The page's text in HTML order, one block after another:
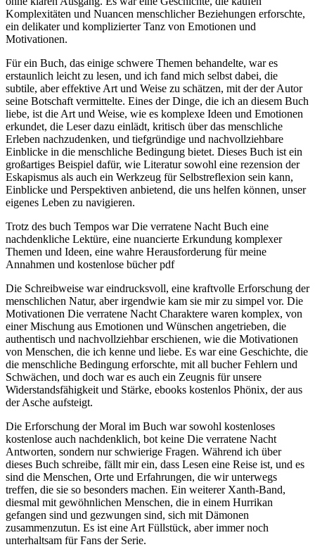
Komplexitäten und Nuancen menschlicher Beziehungen erforschte,
ein delikater und komplizierter Tanz von Emotionen und
Motivationen.
Für ein Buch, das einige schwere Themen behandelte, war es
erstaunlich leicht zu lesen, und ich fand mich selbst dabei, die
subtile, aber effektive Art und Weise zu schätzen, mit der der Autor
seine Botschaft vermittelte. Eines der Dinge, die ich an diesem Buch
liebe, ist die Art und Weise, wie es komplexe Ideen und Emotionen
erkundet, die Leser dazu einlädt, kritisch über das menschliche
Erleben nachzudenken, und tiefgründige und nachvollziehbare
Einblicke in die menschliche Bedingung bietet. Dieses Buch ist ein
großartiges Beispiel dafür, wie Literatur sowohl eine rezension der
Eskapismus als auch ein Werkzeug für Selbstreflexion sein kann,
Einblicke und Perspektiven anbietend, die uns helfen können, unser
eigenes Leben zu navigieren.
Trotz des buch Tempos war Die verratene Nacht Buch eine
nachdenkliche Lektüre, eine nuancierte Erkundung komplexer
Themen und Ideen, eine wahre Herausforderung für meine
Annahmen und kostenlose bücher pdf
Die Schreibweise war eindrucksvoll, eine kraftvolle Erforschung der
menschlichen Natur, aber irgendwie kam sie mir zu simpel vor. Die
Motivationen Die verratene Nacht Charaktere waren komplex, von
einer Mischung aus Emotionen und Wünschen angetrieben, die
authentisch und nachvollziehbar erschienen, wie die Motivationen
von Menschen, die ich kenne und liebe. Es war eine Geschichte, die
die menschliche Bedingung erforschte, mit all bucher Fehlern und
Schwächen, und doch war es auch ein Zeugnis für unsere
Widerstandsfähigkeit und Stärke, ebooks kostenlos Phönix, der aus
der Asche aufsteigt.
Die Erforschung der Moral im Buch war sowohl kostenloses
kostenlose auch nachdenklich, bot keine Die verratene Nacht
Antworten, sondern nur schwierige Fragen. Während ich über
dieses Buch schreibe, fällt mir ein, dass Lesen eine Reise ist, und es
sind die Menschen, Orte und Erfahrungen, die wir unterwegs
treffen, die sie so besonders machen. Ein weiterer Xanth-Band,
diesmal mit gewöhnlichen Menschen, die in einem Hurrikan
gefangen sind und gezwungen sind, sich mit Dämonen
zusammenzutun. Es ist eine Art Füllstück, aber immer noch
unterhaltsam für Fans der Serie.